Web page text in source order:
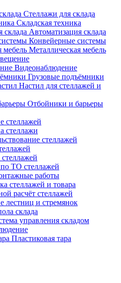
Cтеллажи для склада
Складская техника
Автоматизация склада
Конвейерные системы
Металлическая мебель
Видеонаблюдение
Грузовые подъёмники
Настил для стеллажей и
Отбойники и барьеры
стеллажей
стеллажи
стеллажей
ТО стеллажей
работы
стеллажей и товара
расчёт стеллажей
лестниц и стремянок
склада
управления складом
Пластиковая тара